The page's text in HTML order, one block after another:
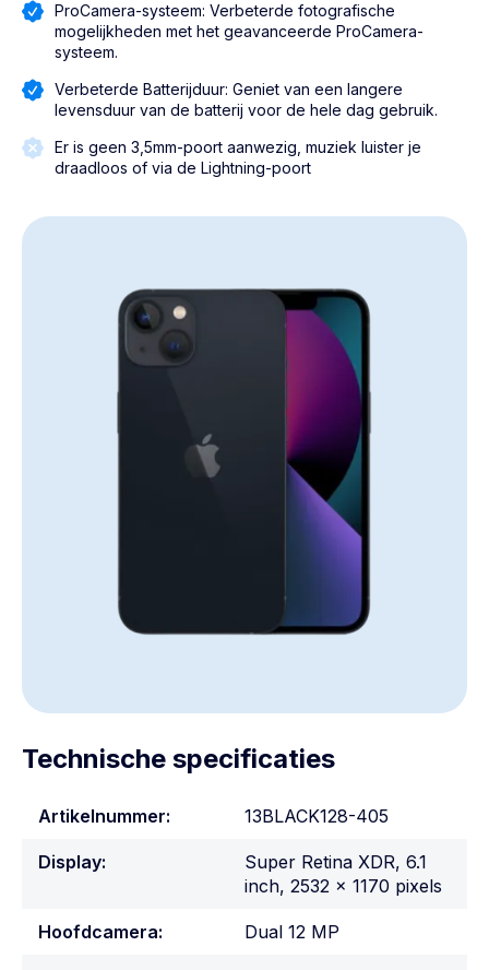
ProCamera-systeem: Verbeterde fotografische
mogelijkheden met het geavanceerde ProCamera-
systeem.
Verbeterde Batterijduur: Geniet van een langere
levensduur van de batterij voor de hele dag gebruik.
Er is geen 3,5mm-poort aanwezig, muziek luister je
draadloos of via de Lightning-poort
Technische specificaties
Artikelnummer: 13BLACK128-405
Display:
Super Retina XDR, 6.1
inch, 2532 x 1170 pixels
Hoofdcamera: Dual 12 MP